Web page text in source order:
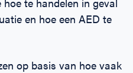
en hoe een AED te
op basis van hoe vaak